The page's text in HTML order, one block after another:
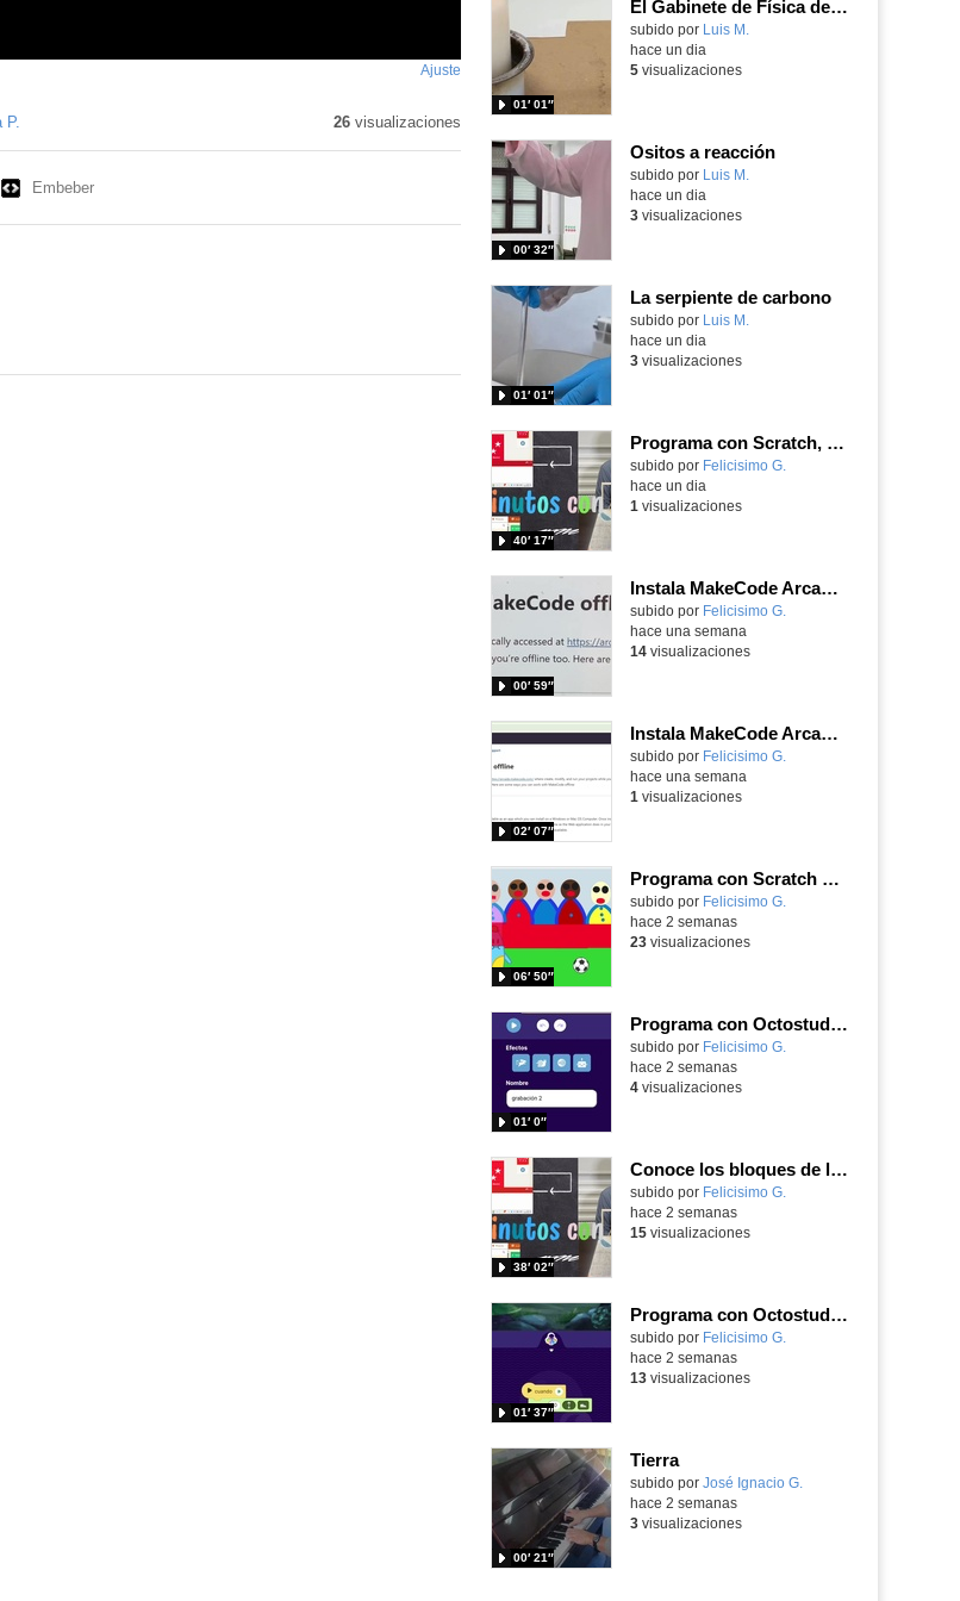
Ajuste
pantalla
P. 26visualizaciones
Embeber
El Gabinete de Física del IES Enrique Tierno Galván de Parla (Curso 25-26)
Contenido educativo.
subido por Luis M.
01′ 01″
hace un dia
5visualizaciones
Ositos a reacción
Contenido educativo.
subido por Luis M.
00′ 32″
hace un dia
3visualizaciones
La serpiente de carbono
Contenido educativo.
subido por Luis M.
01′ 01″
hace un dia
3visualizaciones
Programa con Scratch, 8 diferentes juegos para vivir la emoción de los partidos de España en el mundial 2026
Contenido educativo.
subido por Felicisimo G.
40′ 17″
hace un dia
1 visualizaciones
Instala MakeCode Arcade para trabajar offline en tu tablet, ordenador, Chromebook
Contenido educativo.
subido por Felicisimo G.
00′ 59″
hace una semana
14visualizaciones
Instala MakeCode Arcade offline para programar grandes juegos sin necesidad de Internet
Contenido educativo.
subido por Felicisimo G.
02′ 07″
hace una semana
1 visualizaciones
Programa con Scratch Jr una barrera que se desplaza para dar sensación de movimiento
Contenido educativo.
subido por Felicisimo G.
06′ 50″
hace 2 semanas
23visualizaciones
Programa con Octostudio, una animación utilizando la cámara para una foto y audio y texto para comunicar.
Contenido educativo.
subido por Felicisimo G.
01′ 0″
hace 2 semanas
4visualizaciones
Conoce los bloques de la app Octostudio, gratuito, offline y para tu tablet y móvil - Contenido educativo
Contenido educativo.
subido por Felicisimo G.
38′ 02″
hace 2 semanas
15visualizaciones
Programa con Octostudio de un modo sencillo, offline y gratuito
Contenido educativo.
subido por Felicisimo G.
01′ 37″
hace 2 semanas
13visualizaciones
Tierra
Contenido educativo.
subido por José Ignacio G.
00′ 21″
hace 2 semanas
3visualizaciones